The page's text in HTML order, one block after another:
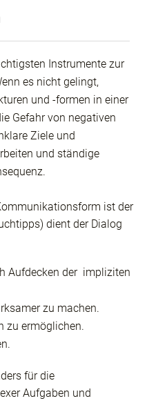
Instrumente zur
es nicht gelingt,
und -formen in einer
Gefahr von negativen
Ziele und
und ständige
ist der
dient der Dialog
Aufdecken der impliziten
zu machen.
zu ermöglichen.
für die
Aufgaben und